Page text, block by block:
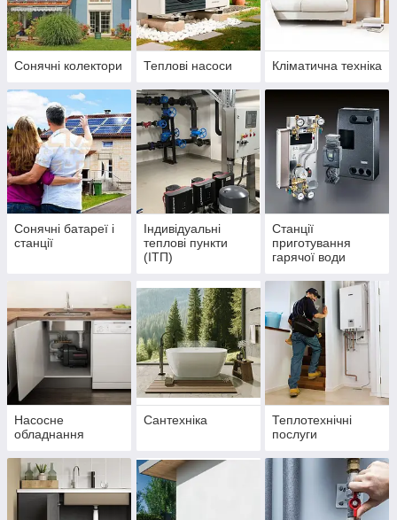
Сонячні колектори Теплові насоси Кліматична техніка
Сонячні батареї і
станції
Індивідуальні
теплові пункти
(ІТП)
Станції
приготування
гарячої води
Насосне
обладнання
Сантехніка
Теплотехнічні
послуги